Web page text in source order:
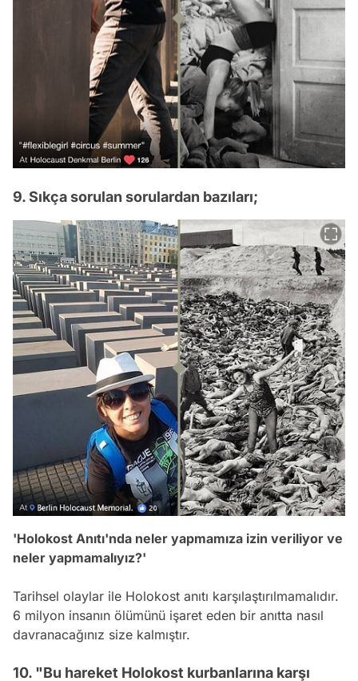
9. Sıkça sorulan sorulardan bazıları;
'Holokost Anıtı'nda neler yapmamıza izin veriliyor ve
neler yapmamalıyız?'
Tarihsel olaylar ile Holokost anıtı karşılaştırılmamalıdır.
6 milyon insanın ölümünü işaret eden bir anıtta nasıl
davranacağınız size kalmıştır.
10. "Bu hareket Holokost kurbanlarına karşı